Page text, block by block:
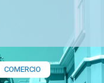
COMERCIO